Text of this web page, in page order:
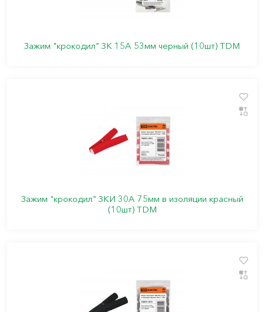
Зажим "крокодил" ЗК 15А 53мм черный (10шт) TDM
Зажим "крокодил" ЗКИ 30А 75мм в изоляции красный
(10шт) TDM